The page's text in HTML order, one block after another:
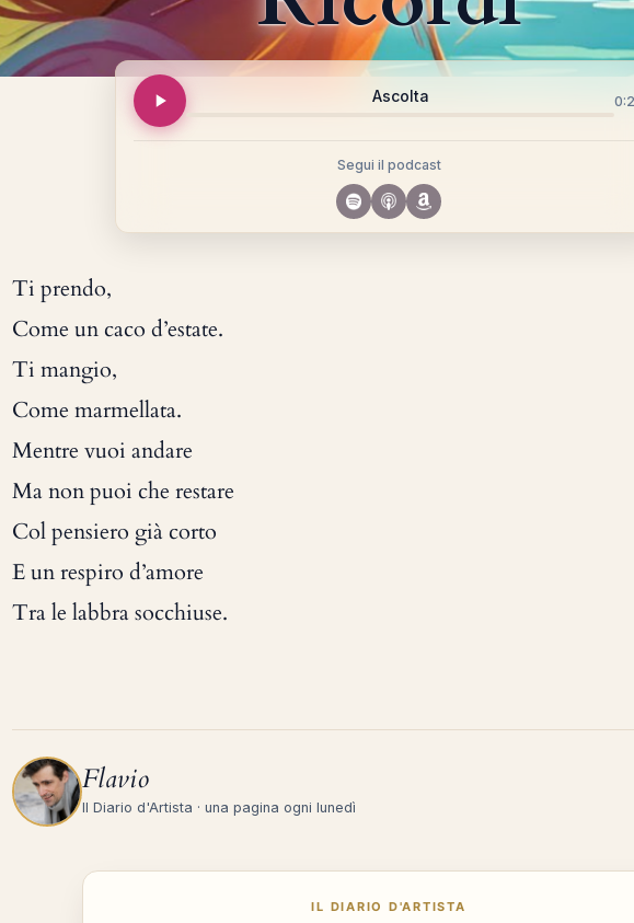
Ascolta
Segui il podcast
Ti prendo,
Come un caco d’estate.
Ti mangio,
Come marmellata.
Mentre vuoi andare
Ma non puoi che restare
Col pensiero già corto
E un respiro d’amore
Tra le labbra socchiuse.
Flavio
Il Diario d'Artista · una pagina ogni lunedì
IL DIARIO D'ARTISTA